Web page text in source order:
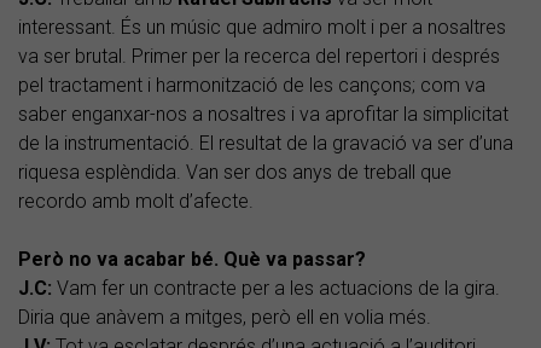
interessant. És un músic que admiro molt i per a nosaltres
va ser brutal. Primer per la recerca del repertori i després
pel tractament i harmonització de les cançons; com va
saber enganxar-nos a nosaltres i va aprofitar la simplicitat
de la instrumentació. El resultat de la gravació va ser d’una
riquesa esplèndida. Van ser dos anys de treball que
recordo amb molt d’afecte.
Però no va acabar bé. Què va passar?
J.C: Vam fer un contracte per a les actuacions de la gira.
Diria que anàvem a mitges, però ell en volia més.